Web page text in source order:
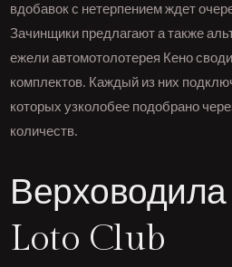
вдобавок с нетерпением ждет
Зачинщики предлагают а также
ежели автомотолотерея Кено
комплектов. Каждый из них
которых узколобее подобрано
количеств.
Loto Club